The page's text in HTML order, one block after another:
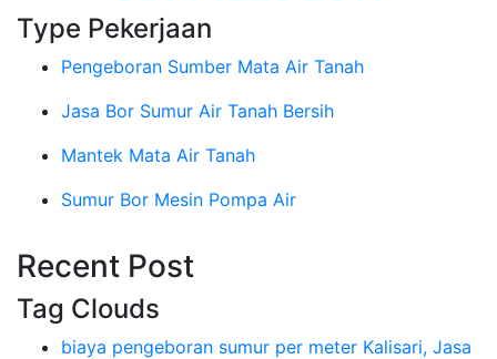
Type Pekerjaan
Pengeboran Sumber Mata Air Tanah
Jasa Bor Sumur Air Tanah Bersih
Mantek Mata Air Tanah
Sumur Bor Mesin Pompa Air
Recent Post
Tag Clouds
biaya pengeboran sumur per meter Kalisari, Jasa